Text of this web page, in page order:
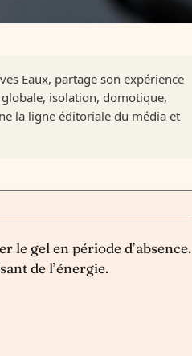
Eaux, partage son expérience
isolation, domotique,
la ligne éditoriale du média et
le gel en période d’absence.
de l’énergie.